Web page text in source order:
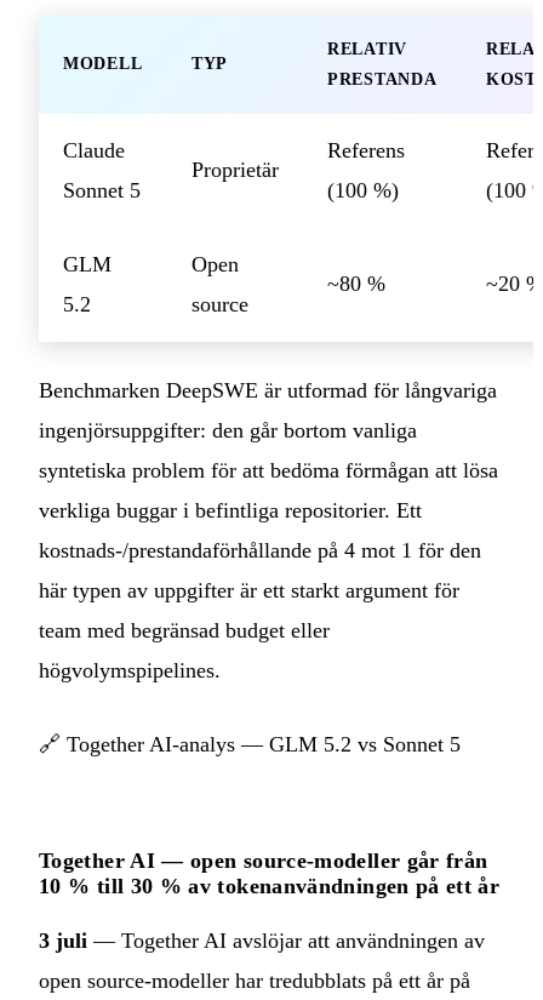
MODELL TYP
RELATIV
PRESTANDA
Claude
Sonnet 5
Proprietär
Referens
(100 %)
(100
GLM
5.2
Open
source
~80 % ~20 %
Benchmarken DeepSWE är utformad för långvariga
ingenjörsuppgifter: den går bortom vanliga
syntetiska problem för att bedöma förmågan att lösa
verkliga buggar i befintliga repositorier. Ett
kostnads-/prestandaförhållande på 4 mot 1 för den
här typen av uppgifter är ett starkt argument för
team med begränsad budget eller
högvolymspipelines.
🔗 Together AI-analys — GLM 5.2 vs Sonnet 5
Together AI — open source-modeller går från
10 % till 30 % av tokenanvändningen på ett år
3 juli — Together AI avslöjar att användningen av
open source-modeller har tredubblats på ett år på